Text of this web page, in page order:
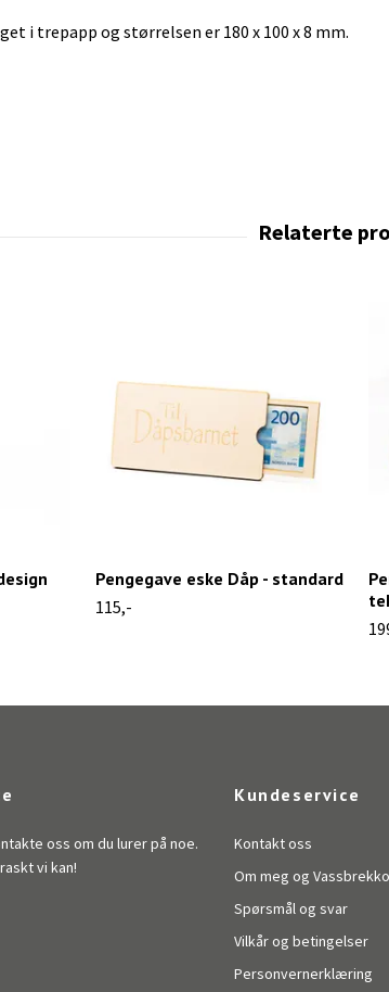
i trepapp og størrelsen er 180 x 100 x 8 mm.
Pengegave eske Dåp - standard
115,-
oss om du lurer på noe.
vi kan!
Kundeservice
Kontakt oss
Om meg og Vassbrekko
Spørsmål og svar
Vilkår og betingelser
Personvernerklæring